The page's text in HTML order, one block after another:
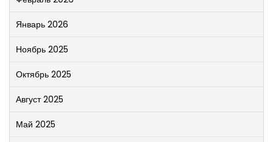
Январь 2026
Ноябрь 2025
Октябрь 2025
Август 2025
Май 2025